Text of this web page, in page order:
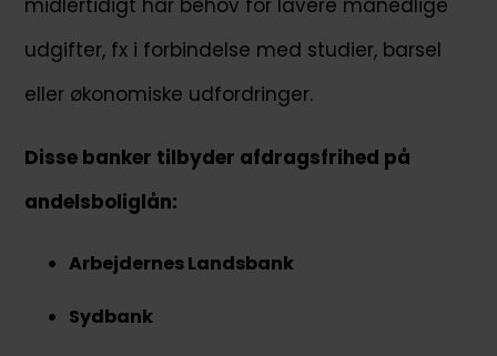
midlertidigt har behov for lavere månedlige
udgifter, fx i forbindelse med studier, barsel
eller økonomiske udfordringer.
Disse banker tilbyder afdragsfrihed på
andelsboliglån:
Arbejdernes Landsbank
Sydbank